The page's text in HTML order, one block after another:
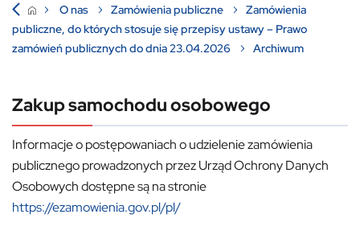
O nas Zamówienia publiczne
Zamówienia
publiczne, do których stosuje się przepisy ustawy – Prawo
zamówień publicznych do dnia 23.04.2026
Archiwum
Zakup samochodu osobowego
Informacje o postępowaniach o udzielenie zamówienia
publicznego prowadzonych przez Urząd Ochrony Danych
Osobowych dostępne są na stronie
https://ezamowienia.gov.pl/pl/